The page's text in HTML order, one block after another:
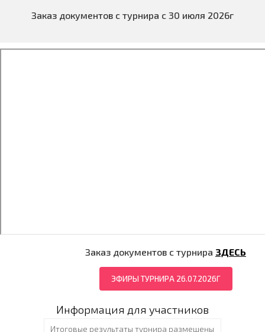
Заказ документов с турнира с 30 июля 2026г
Заказ документов с турнира ЗДЕСЬ
ЭФИРЫ ТУРНИРА 26.07.2026Г
Информация для участников